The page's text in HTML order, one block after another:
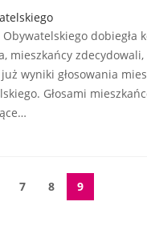
dobiegła
mieszkańcy
wyniki głosowania
Głosami
7 8 9